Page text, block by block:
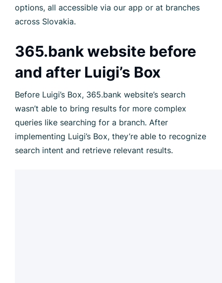
options, all accessible via our app or at branches
across Slovakia.
365.bank website before
and after Luigi’s Box
Before Luigi’s Box, 365.bank website’s search
wasn’t able to bring results for more complex
queries like searching for a branch. After
implementing Luigi’s Box, they’re able to recognize
search intent and retrieve relevant results.